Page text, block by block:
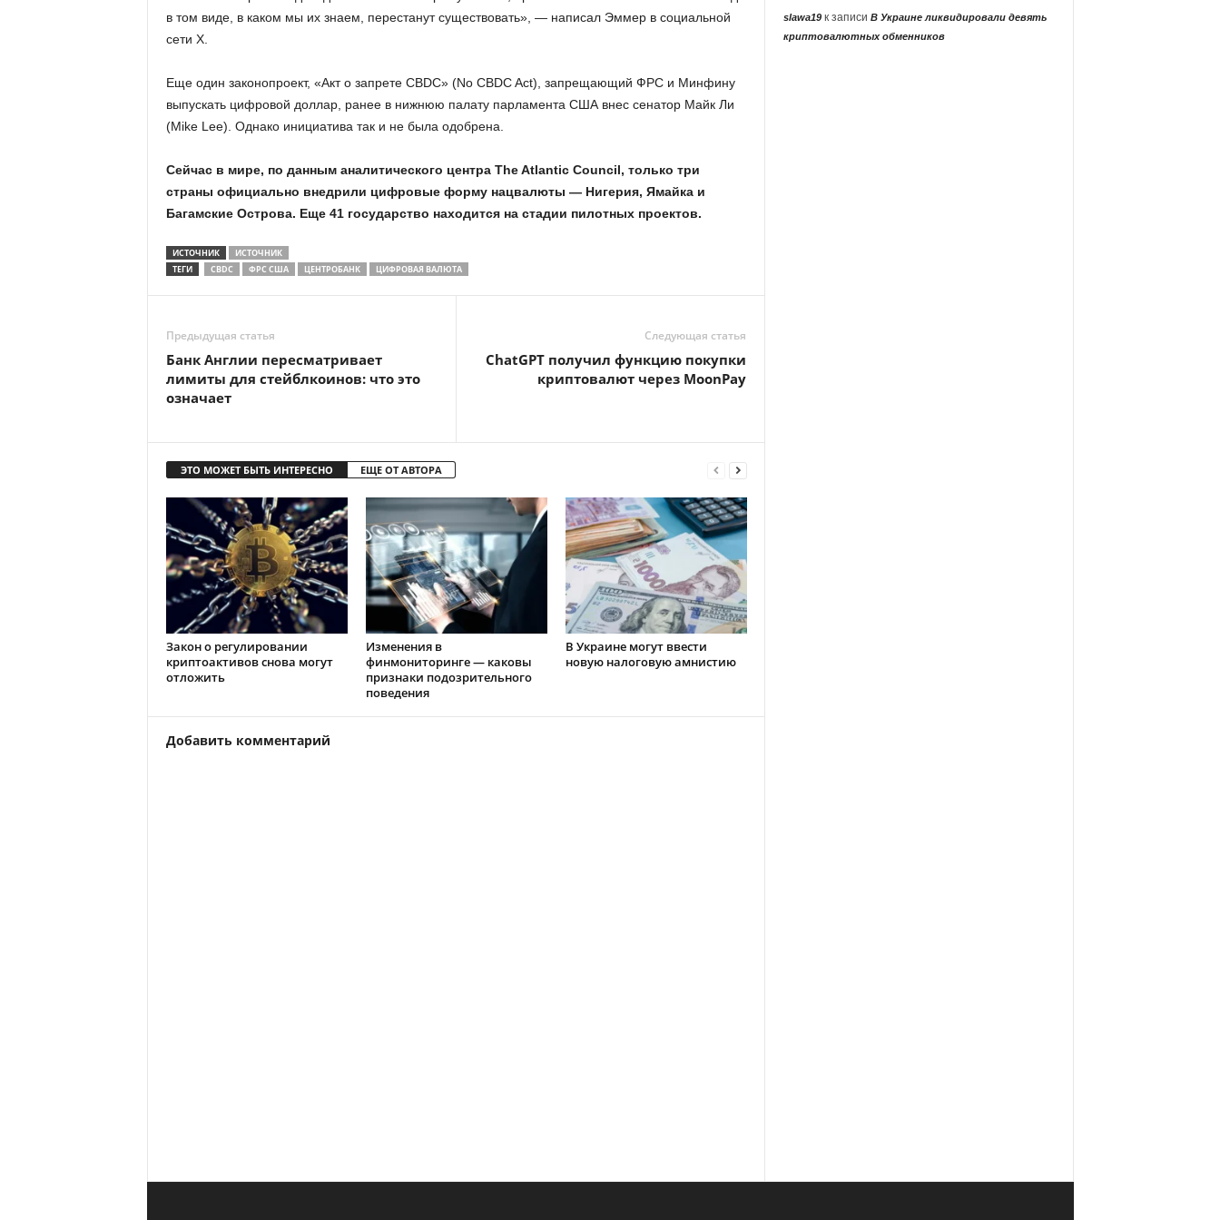
в том виде, в каком мы их знаем, перестанут существовать», — написал Эммер в социальной
сети Х.
Еще один законопроект, «Акт о запрете CBDC» (No CBDC Act), запрещающий ФРС и Минфину
выпускать цифровой доллар, ранее в нижнюю палату парламента США внес сенатор Майк Ли
(Mike Lee). Однако инициатива так и не была одобрена.
Сейчас в мире, по данным аналитического центра The Atlantic Council, только три
страны официально внедрили цифровые форму нацвалюты — Нигерия, Ямайка и
Багамские Острова. Еще 41 государство находится на стадии пилотных проектов.
ИСТОЧНИК
ИСТОЧНИК
ТЕГИ
CBDC ФРС США ЦЕНТРОБАНК ЦИФРОВАЯ ВАЛЮТА
Предыдущая статья
Банк Англии пересматривает
лимиты для стейблкоинов: что это
означает
Следующая статья
ChatGPT получил функцию покупки
криптовалют через MoonPay
ЭТО МОЖЕТ БЫТЬ ИНТЕРЕСНО ЕЩЕ ОТ АВТОРА
Закон о регулировании
криптоактивов снова могут
отложить
Изменения в
финмониторинге — каковы
признаки подозрительного
поведения
В Украине могут ввести
новую налоговую амнистию
Добавить комментарий
slawa19к записи В Украине ликвидировали девять
криптовалютных обменников